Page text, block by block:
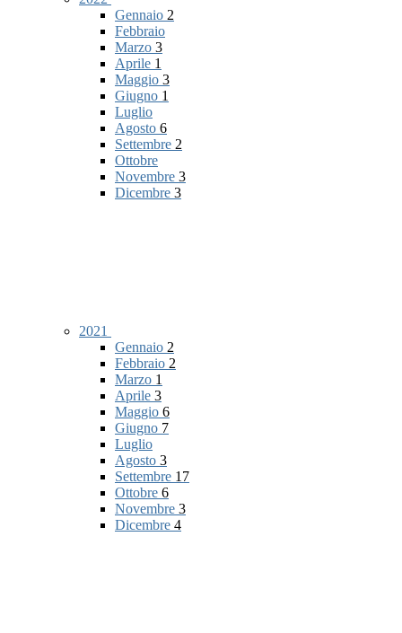
Gennaio 2
Febbraio
Marzo 3
Aprile 1
Maggio 3
Giugno 1
Luglio
Agosto 6
Settembre 2
Ottobre
Novembre 3
Dicembre 3
2021
Gennaio 2
Febbraio 2
Marzo 1
Aprile 3
Maggio 6
Giugno 7
Luglio
Agosto 3
Settembre 17
Ottobre 6
Novembre 3
Dicembre 4